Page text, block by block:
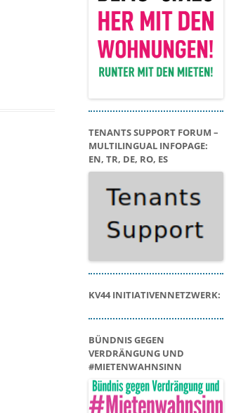
TENANTS SUPPORT FORUM –
MULTILINGUAL INFOPAGE:
EN, TR, DE, RO, ES
KV44 INITIATIVENNETZWERK:
BÜNDNIS GEGEN
VERDRÄNGUNG UND
#MIETENWAHNSINN